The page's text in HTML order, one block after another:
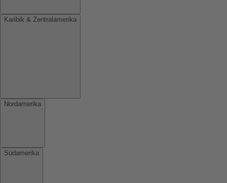
Karibik & Zentralamerika
Nordamerika
Südamerika